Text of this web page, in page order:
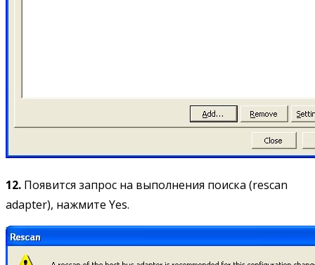
12. Появится запрос на выполнения поиска (rescan
adapter), нажмите Yes.